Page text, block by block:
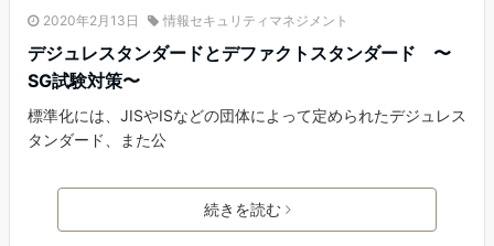
2020年2月13日 情報セキュリティマネジメント
デジュレスタンダードとデファクトスタンダード 〜
SG試験対策〜
標準化には、JISやISなどの団体によって定められたデジュレス
タンダード、また公
続きを読む